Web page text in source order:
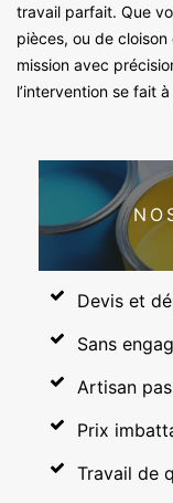
travail parfait. Que
pièces, ou de
mission avec
l’intervention se fait
Devis et
Sans
Artisan
Prix
Travail de